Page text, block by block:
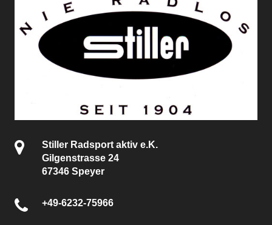
Stiller Radsport aktiv e.K.
Gilgenstrasse 24
67346 Speyer
+49-6232-75966